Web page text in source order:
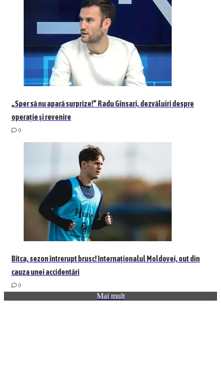
„Sper să nu apară surprize!” Radu Gînsari, dezvăluiri despre
operație și revenire
0
Bîtca, sezon întrerupt brusc! Internaționalul Moldovei, out din
cauza unei accidentări
0
Mai mult